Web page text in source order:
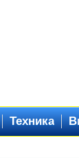
Техника